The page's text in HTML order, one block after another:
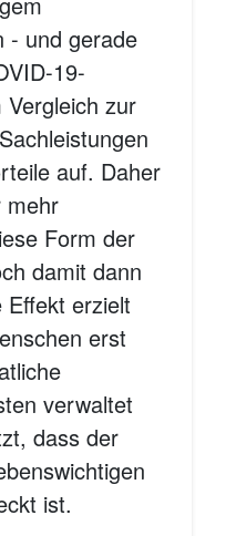
- und gerade
19-
zur
auf. Daher
mehr
Form der
damit dann
Effekt erzielt
erst
verwaltet
dass der
ist.